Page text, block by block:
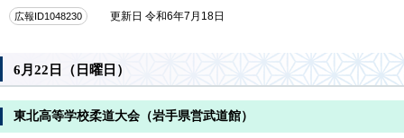
広報ID1048230 更新日 令和6年7月18日
6月22日（日曜日）
東北高等学校柔道大会（岩手県営武道館）